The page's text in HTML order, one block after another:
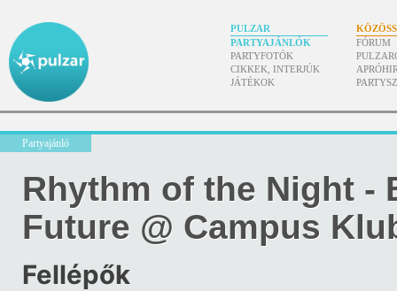
PULZAR
PARTYAJÁNLÓK
PARTYFOTÓK
CIKKEK, INTERJÚK
JÁTÉKOK
FÓRUM
Partyajánló
Rhythm of the Night -
Future @ Campus
Fellépők